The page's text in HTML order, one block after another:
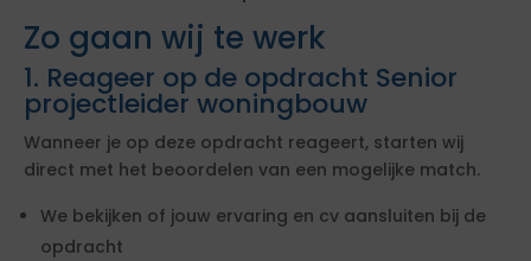
Zo gaan wij te werk
1. Reageer op de opdracht Senior
projectleider woningbouw
Wanneer je op deze opdracht reageert, starten wij
direct met het beoordelen van een mogelijke match.
We bekijken of jouw ervaring en cv aansluiten bij de
opdracht